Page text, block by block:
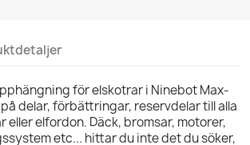
för elskotrar i Ninebot Max-
delar, förbättringar, reservdelar till alla
eller elfordon. Däck, bromsar, motorer,
etc... hittar du inte det du söker,